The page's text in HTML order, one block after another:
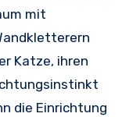
mit
Katze, ihren
die Einrichtung